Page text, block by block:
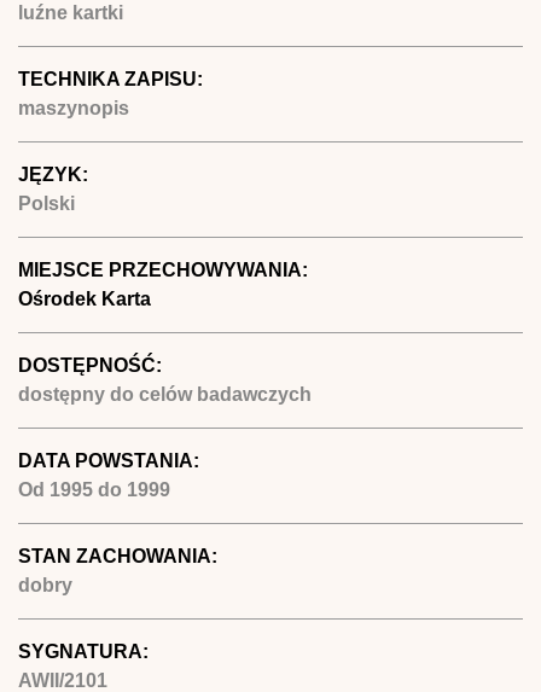
luźne kartki
TECHNIKA ZAPISU:
maszynopis
JĘZYK:
Polski
MIEJSCE PRZECHOWYWANIA:
Ośrodek Karta
DOSTĘPNOŚĆ:
dostępny do celów badawczych
DATA POWSTANIA:
Od 1995 do 1999
STAN ZACHOWANIA:
dobry
SYGNATURA:
AWII/2101